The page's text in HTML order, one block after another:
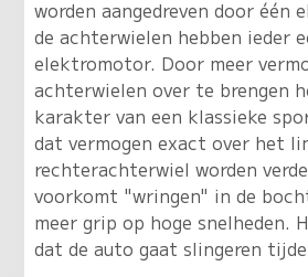
worden aangedreven door één
de achterwielen hebben ieder
elektromotor. Door meer
achterwielen over te brengen
karakter van een klassieke
dat vermogen exact over het
rechterachterwiel worden
voorkomt "wringen" in de
meer grip op hoge snelheden.
dat de auto gaat slingeren